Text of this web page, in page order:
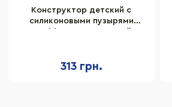
Конструктор детский с
силиконовыми пузырями
313 грн.